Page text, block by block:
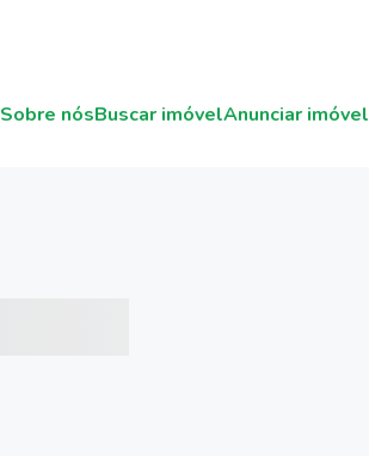
Sobre nósBuscar imóvelAnunciar imóvel